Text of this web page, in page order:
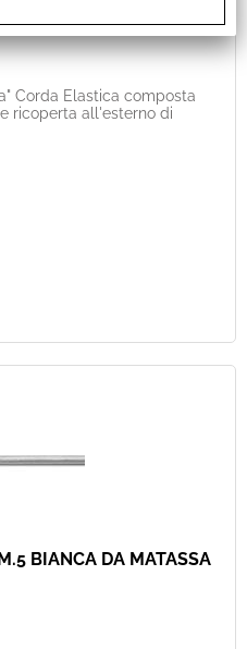
Corda Elastica composta
ricoperta all'esterno di
BIANCA DA MATASSA